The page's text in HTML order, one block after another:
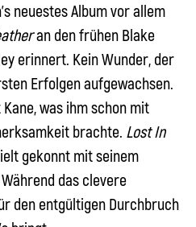
neuestes Album vor allem
an den frühen Blake
erinnert. Kein Wunder, der
Erfolgen aufgewachsen.
was ihm schon mit
brachte. Lost In
gekonnt mit seinem
das clevere
den entgültigen Durchbruch